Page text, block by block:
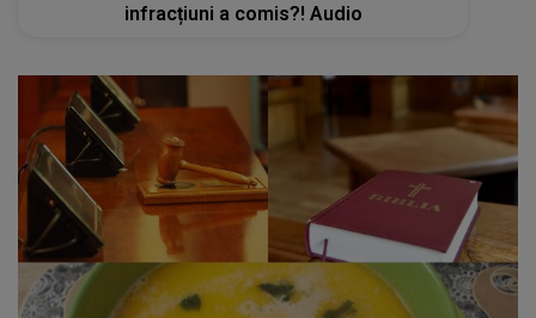
infracțiuni a comis?! Audio